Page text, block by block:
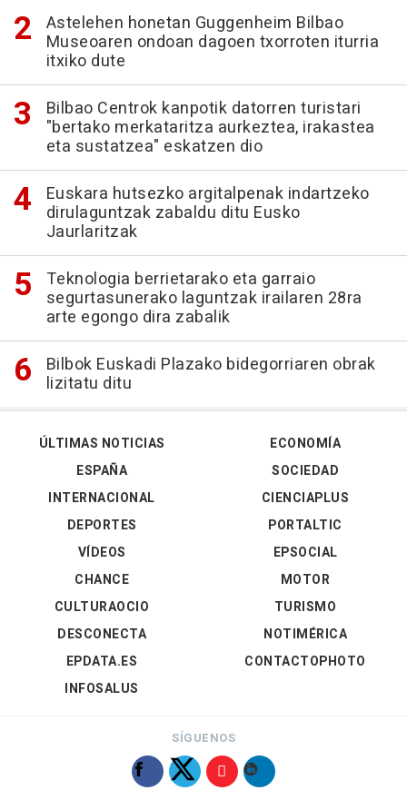
Astelehen honetan Guggenheim Bilbao
Museoaren ondoan dagoen txorroten iturria
itxiko dute
Bilbao Centrok kanpotik datorren turistari
"bertako merkataritza aurkeztea, irakastea
eta sustatzea" eskatzen dio
Euskara hutsezko argitalpenak indartzeko
dirulaguntzak zabaldu ditu Eusko
Jaurlaritzak
Teknologia berrietarako eta garraio
segurtasunerako laguntzak irailaren 28ra
arte egongo dira zabalik
Bilbok Euskadi Plazako bidegorriaren obrak
lizitatu ditu
ÚLTIMAS NOTICIAS
ESPAÑA
INTERNACIONAL
DEPORTES
VÍDEOS
ECONOMÍA
SOCIEDAD
CIENCIAPLUS
PORTALTIC
EPSOCIAL
CHANCE
CULTURAOCIO
DESCONECTA
EPDATA.ES
INFOSALUS
MOTOR
TURISMO
NOTIMÉRICA
CONTACTOPHOTO
SÍGUENOS